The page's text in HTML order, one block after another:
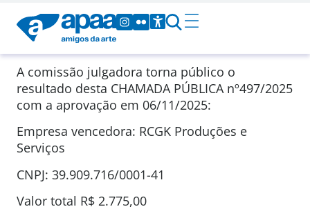
A comissão julgadora torna público o
resultado desta CHAMADA PÚBLICA nº497/2025
com a aprovação em 06/11/2025:
Empresa vencedora: RCGK Produções e
Serviços
CNPJ: 39.909.716/0001-41
Valor total R$ 2.775,00